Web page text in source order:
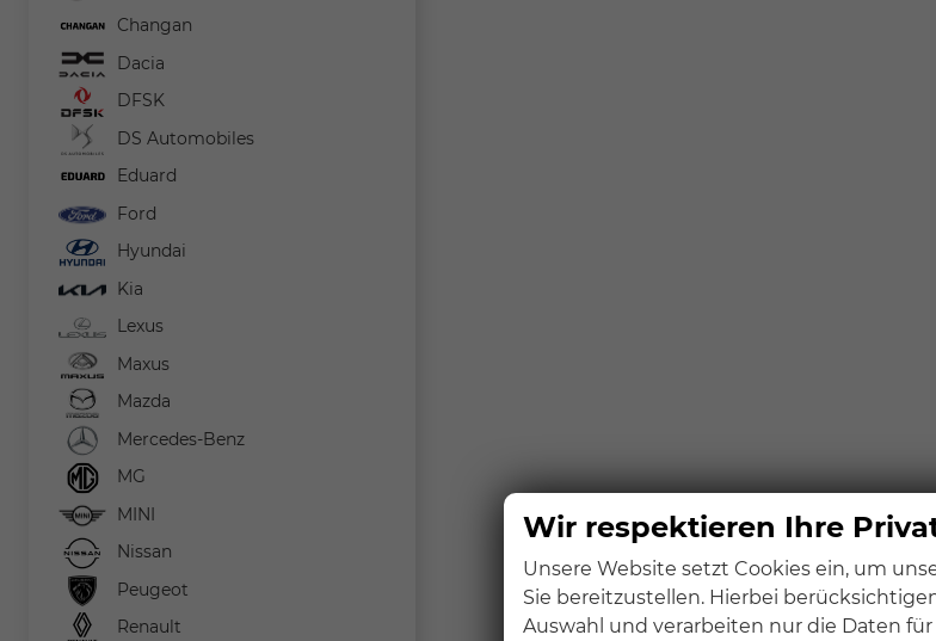
Changan
Dacia
DFSK
DS Automobiles
Eduard
Ford
Hyundai
Kia
Lexus
Maxus
Mazda
Mercedes-Benz
MG
MINI
Nissan
Peugeot
Renault
Wir respektieren Ihre
Unsere Website setzt Cookies ein, um
Sie bereitzustellen. Hierbei
Auswahl und verarbeiten nur die Daten